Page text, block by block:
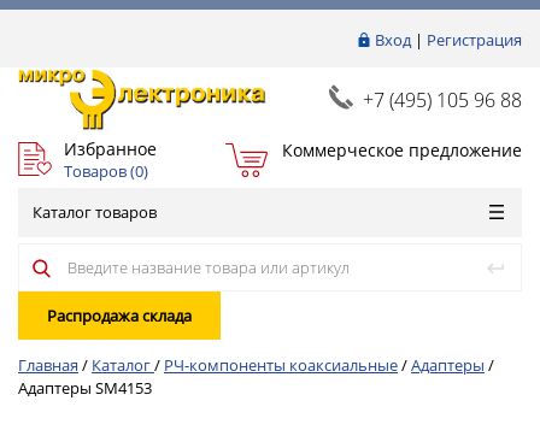
Вход| Регистрация
+7 (495) 105 96 88
Избранное
Товаров (0)
Коммерческое предложение
Каталог товаров
Распродажа склада
Главная / Каталог/ РЧ-компоненты коаксиальные/Адаптеры /
Адаптеры SM4153